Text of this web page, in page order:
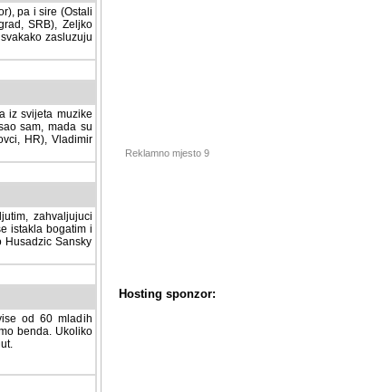
pa i sire (Ostali
Zeljko Milovic
zasluzuju da se
iz svijeta muzike
sam, mada su
HR), Vladimir
zahvaljujuci veliki
istakla bogatim i
Husadzic Sansky
od 60 mladih
benda. Ukoliko im